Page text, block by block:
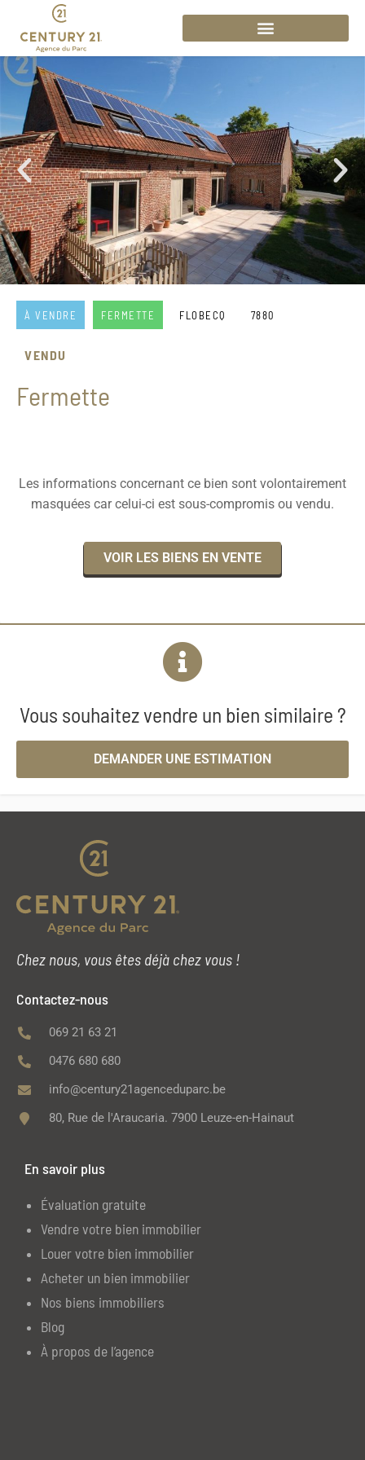
À VENDRE FERMETTE FLOBECQ 7880
VENDU
Fermette
Les informations concernant ce bien sont volontairement
masquées car celui-ci est sous-compromis ou vendu.
VOIR LES BIENS EN VENTE
Vous souhaitez vendre un bien similaire ?
DEMANDER UNE ESTIMATION
Chez nous, vous êtes déjà chez vous !
Contactez-nous
069 21 63 21
0476 680 680
info@century21agenceduparc.be
80, Rue de l'Araucaria. 7900 Leuze-en-Hainaut
En savoir plus
Évaluation gratuite
Vendre votre bien immobilier
Louer votre bien immobilier
Acheter un bien immobilier
Nos biens immobiliers
Blog
À propos de l’agence